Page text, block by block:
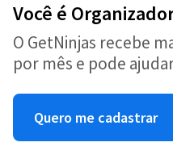
Você é
O GetNinjas recebe
por mês e pode
Quero me cadastrar